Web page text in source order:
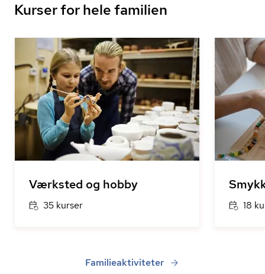
Kurser for hele familien
Værksted og hobby
35 kurser 18
Familieaktiviteter